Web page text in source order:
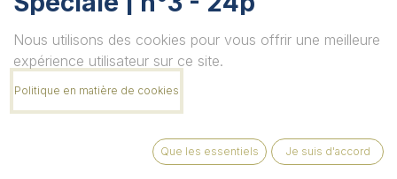
Unité
Quantité
Nous utilisons des cookies pour vous offrir une meilleure
expérience utilisateur sur ce site.
Politique en matière de cookies
Que les essentiels Je suis d'accord